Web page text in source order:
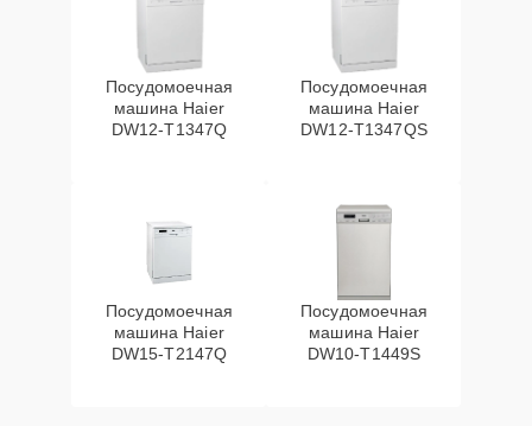
Посудомоечная
машина Haier
DW12-T1347Q
Посудомоечная
машина Haier
DW12-T1347QS
Посудомоечная
машина Haier
DW15-T2147Q
Посудомоечная
машина Haier
DW10-T1449S